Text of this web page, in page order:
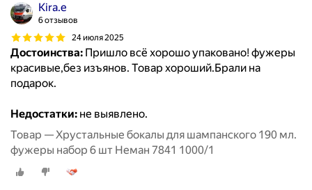
Kira.e
6 отзывов
24 июля 2025
Достоинства: Пришло всё хорошо упаковано! фужеры
красивые,без изъянов. Товар хороший.Брали на
подарок.
Недостатки: не выявлено.
Товар — Хрустальные бокалы для шампанского 190 мл.
фужеры набор 6 шт Неман 7841 1000/1